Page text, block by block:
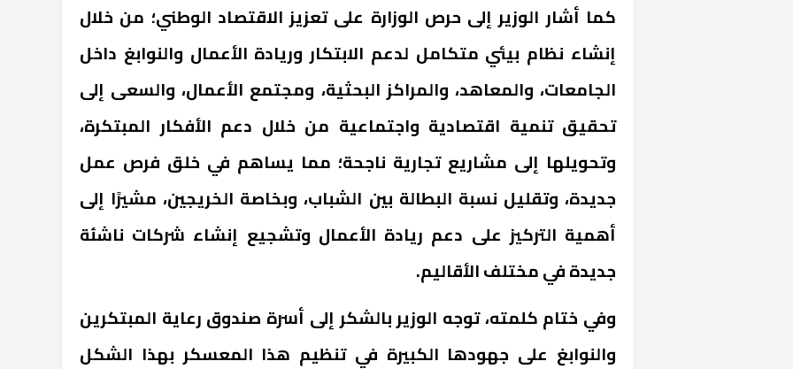
كما أشار الوزير إلى حرص الوزارة على تعزيز الاقتصاد الوطني؛ من خلال
إنشاء نظام بيئي متكامل لدعم الابتكار وريادة الأعمال والنوابغ داخل
الجامعات، والمعاهد، والمراكز البحثية، ومجتمع الأعمال، والسعى إلى
تحقيق تنمية اقتصادية واجتماعية من خلال دعم الأفكار المبتكرة،
وتحويلها إلى مشاريع تجارية ناجحة؛ مما يساهم في خلق فرص عمل
جديدة، وتقليل نسبة البطالة بين الشباب، وبخاصة الخريجين، مشيرًا إلى
أهمية التركيز على دعم ريادة الأعمال وتشجيع إنشاء شركات ناشئة
جديدة في مختلف الأقاليم.
وفي ختام كلمته، توجه الوزير بالشكر إلى أسرة صندوق رعاية المبتكرين
والنوابغ على جهودها الكبيرة في تنظيم هذا المعسكر بهذا الشكل